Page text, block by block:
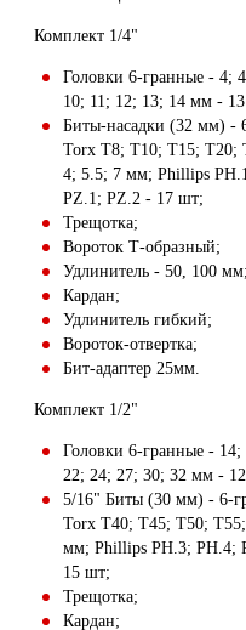
Комплект 1/4"
Головки 6-гранные - 4;
10; 11; 12; 13; 14 мм -
Биты-насадки (32 мм) -
Torx T8; T10; T15;
4; 5.5; 7 мм; Phillips
PZ.1; PZ.2 - 17 шт;
Трещотка;
Вороток Т-образный;
Удлинитель - 50, 100 мм;
Кардан;
Удлинитель гибкий;
Вороток-отвертка;
Бит-адаптер 25мм.
Комплект 1/2"
Головки 6-гранные -
22; 24; 27; 30; 32 мм -
5/16" Биты (30 мм) - 6-
Torx T40; T45; T50;
мм; Phillips PH.3; PH.4;
15 шт;
Трещотка;
Кардан;